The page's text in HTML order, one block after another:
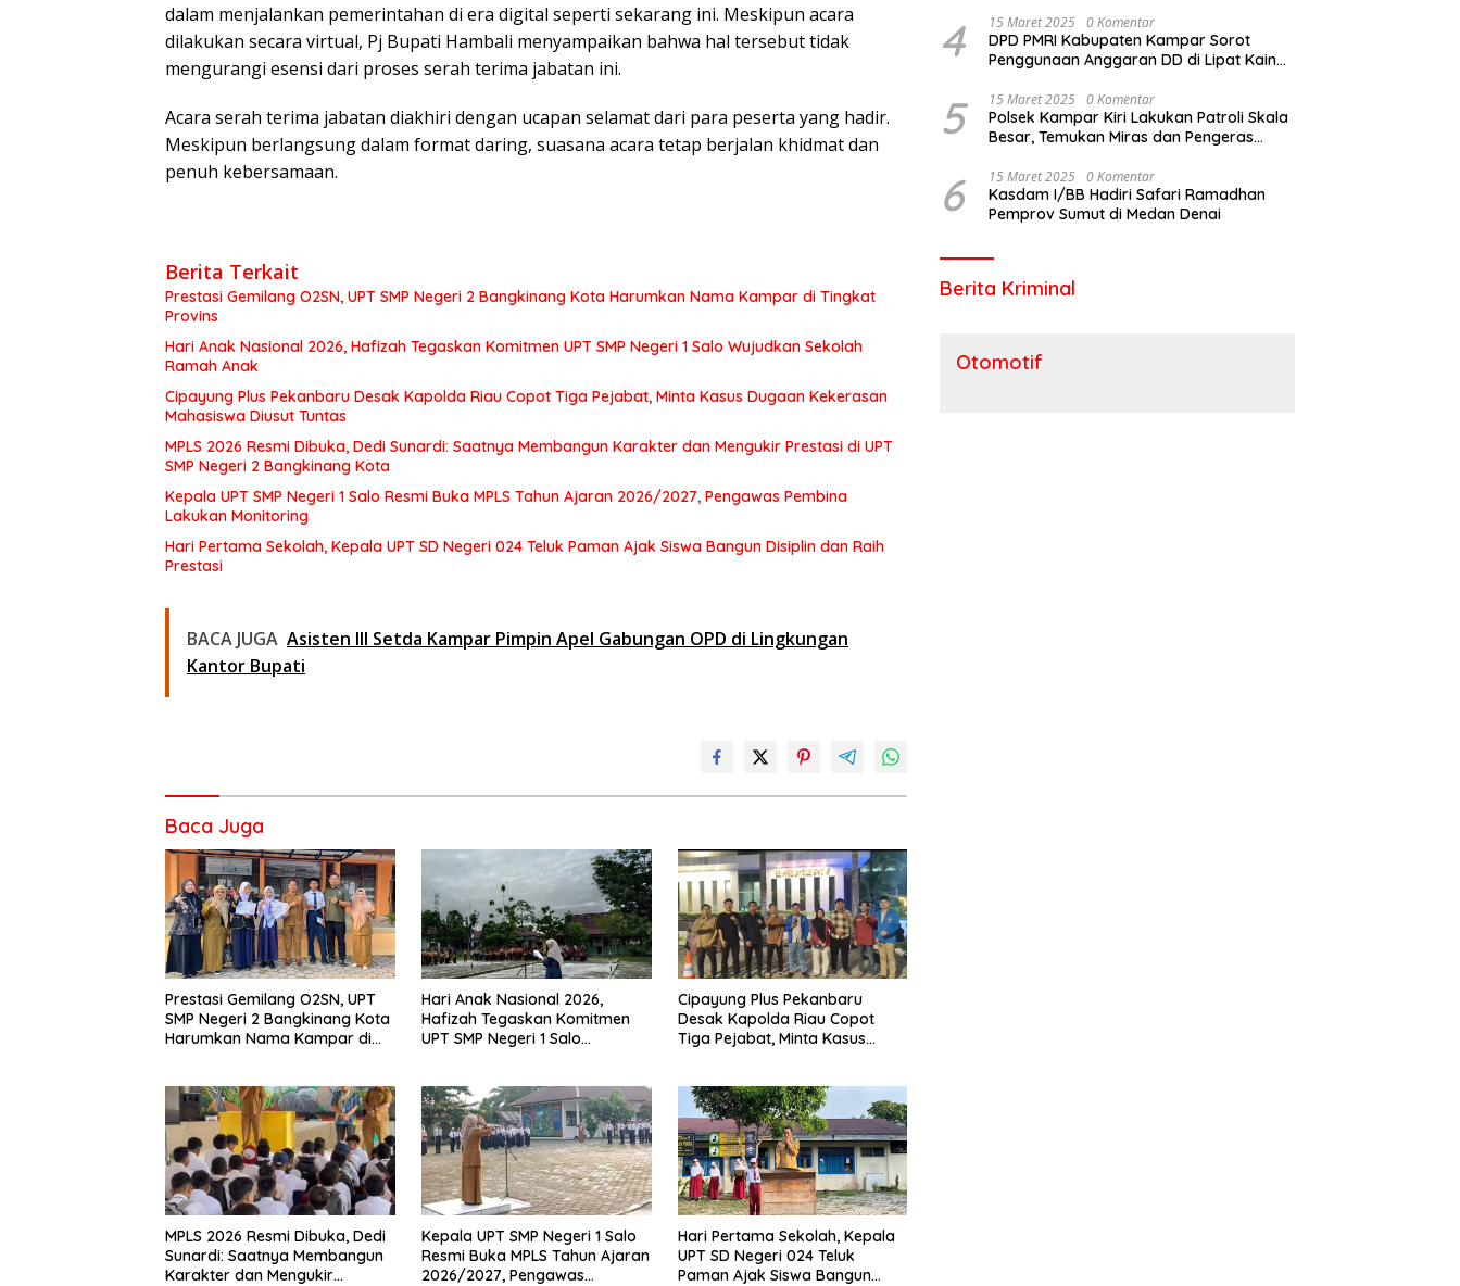
dalam menjalankan pemerintahan di era digital seperti sekarang ini. Meskipun acara
dilakukan secara virtual, Pj Bupati Hambali menyampaikan bahwa hal tersebut tidak
mengurangi esensi dari proses serah terima jabatan ini.
Acara serah terima jabatan diakhiri dengan ucapan selamat dari para peserta yang hadir.
Meskipun berlangsung dalam format daring, suasana acara tetap berjalan khidmat dan
penuh kebersamaan.
Berita Terkait
Prestasi Gemilang O2SN, UPT SMP Negeri 2 Bangkinang Kota Harumkan Nama Kampar di Tingkat
Provins
Hari Anak Nasional 2026, Hafizah Tegaskan Komitmen UPT SMP Negeri 1 Salo Wujudkan Sekolah
Ramah Anak
Cipayung Plus Pekanbaru Desak Kapolda Riau Copot Tiga Pejabat, Minta Kasus Dugaan Kekerasan
Mahasiswa Diusut Tuntas
MPLS 2026 Resmi Dibuka, Dedi Sunardi: Saatnya Membangun Karakter dan Mengukir Prestasi di UPT
SMP Negeri 2 Bangkinang Kota
Kepala UPT SMP Negeri 1 Salo Resmi Buka MPLS Tahun Ajaran 2026/2027, Pengawas Pembina
Lakukan Monitoring
Hari Pertama Sekolah, Kepala UPT SD Negeri 024 Teluk Paman Ajak Siswa Bangun Disiplin dan Raih
Prestasi
BACA JUGA Asisten III Setda Kampar Pimpin Apel Gabungan OPD di Lingkungan
Kantor Bupati
Baca Juga
Prestasi Gemilang O2SN, UPT
SMP Negeri 2 Bangkinang Kota
Harumkan Nama Kampar di
Hari Anak Nasional 2026,
Hafizah Tegaskan Komitmen
UPT SMP Negeri 1 Salo
Cipayung Plus Pekanbaru
Desak Kapolda Riau Copot
Tiga Pejabat, Minta Kasus
MPLS 2026 Resmi Dibuka, Dedi
Sunardi: Saatnya Membangun
Karakter dan Mengukir
Kepala UPT SMP Negeri 1 Salo
Resmi Buka MPLS Tahun Ajaran
2026/2027, Pengawas
Hari Pertama Sekolah, Kepala
UPT SD Negeri 024 Teluk
Paman Ajak Siswa Bangun
4 15 Maret 2025 0 Komentar
DPD PMRI Kabupaten Kampar Sorot
Penggunaan Anggaran DD di Lipat Kain
5 15 Maret 2025 0 Komentar
Polsek Kampar Kiri Lakukan Patroli Skala
Besar, Temukan Miras dan Pengeras
6 15 Maret 2025 0 Komentar
Kasdam I/BB Hadiri Safari Ramadhan
Pemprov Sumut di Medan Denai
Berita Kriminal
Otomotif